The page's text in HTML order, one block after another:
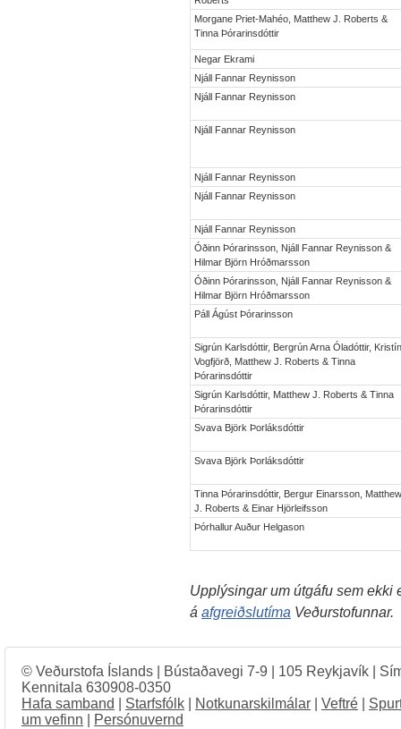
Morgane Priet-Mahéo, Matthew J. Roberts &
Tinna Þórarinsdóttir
Negar Ekrami
Njáll Fannar Reynisson
Njáll Fannar Reynisson
Njáll Fannar Reynisson
Njáll Fannar Reynisson
Njáll Fannar Reynisson
Njáll Fannar Reynisson
Óðinn Þórarinsson, Njáll Fannar Reynisson &
Hilmar Björn Hróðmarsson
Óðinn Þórarinsson, Njáll Fannar Reynisson &
Hilmar Björn Hróðmarsson
Páll Ágúst Þórarinsson
Sigrún Karlsdóttir, Bergrún Arna Óladóttir,
Vogfjörð, Matthew J. Roberts & Tinna
Þórarinsdóttir
Sigrún Karlsdóttir, Matthew J. Roberts & Tinna
Þórarinsdóttir
Svava Björk Þorláksdóttir
Svava Björk Þorláksdóttir
Tinna Þórarinsdóttir, Bergur Einarsson,
J. Roberts & Einar Hjörleifsson
Þórhallur Auður Helgason
Upplýsingar um útgáfu sem
á afgreiðslutíma Veðurstofunnar.
© Veðurstofa Íslands | Bústaðavegi 7-9 | 105 Reykjavík |
Kennitala 630908-0350
Hafa samband
Starfsfólk Notkunarskilmálar Veftré
um vefinn
Persónuvernd